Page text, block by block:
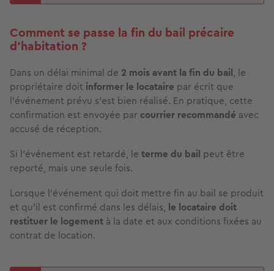
Comment se passe la fin du bail précaire
d’habitation ?
Dans un délai minimal de 2 mois avant la fin du bail, le
propriétaire doit informer le locataire par écrit que
l’événement prévu s’est bien réalisé. En pratique, cette
confirmation est envoyée par courrier recommandé avec
accusé de réception.
Si l’événement est retardé, le terme du bail peut être
reporté, mais une seule fois.
Lorsque l’événement qui doit mettre fin au bail se produit
et qu’il est confirmé dans les délais, le locataire doit
restituer le logement à la date et aux conditions fixées au
contrat de location.